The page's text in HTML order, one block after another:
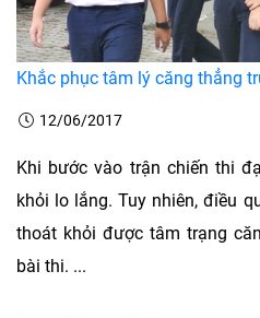
Khắc phục tâm lý căng thẳng
12/06/2017
Khi bước vào trận chiến thi
khỏi lo lắng. Tuy nhiên, điều
thoát khỏi được tâm trạng
bài thi. ...